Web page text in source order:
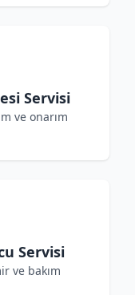
Servisi
ve onarım
Servisi
ve bakım